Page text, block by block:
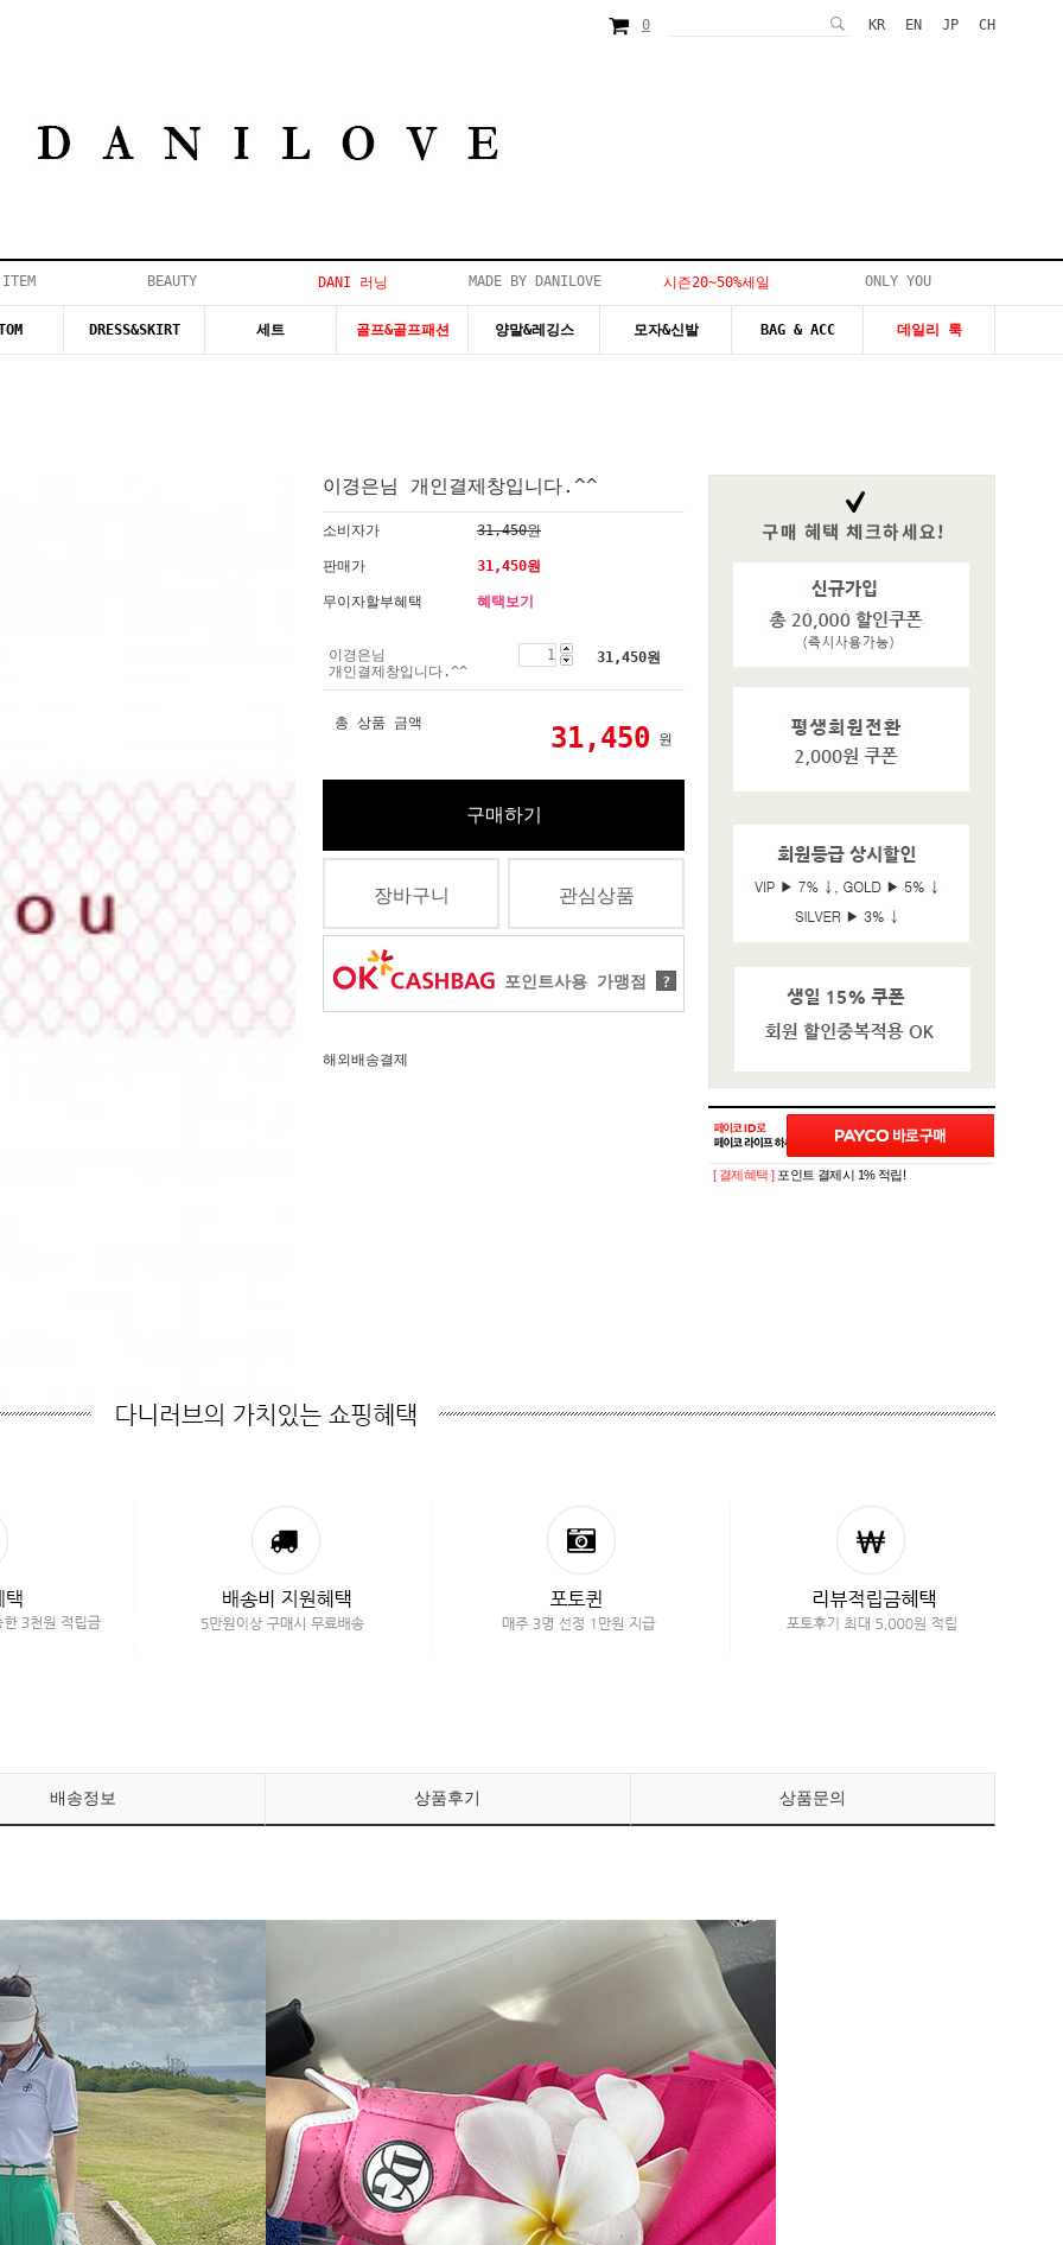
0 KR EN JP CH
BEAUTY DANI 러닝 MADE BY DANILOVE 시즌20~50%세일 ONLY YOU
DRESS&SKIRT 세트 골프&골프패션 양말&레깅스 모자&신발 BAG & ACC 데일리 룩
이경은님 개인결제창입니다.^^
소비자가 31,450원
판매가 31,450원
무이자할부혜택 혜택보기
이경은님
개인결제창입니다.^^
31,450원
총 상품 금액 31,450 원
구매하기
장바구니 관심상품
포인트사용 가맹점 ?
해외배송결제
[ 결제혜택 ] 포인트 결제시 1% 적립!
배송정보 상품후기 상품문의